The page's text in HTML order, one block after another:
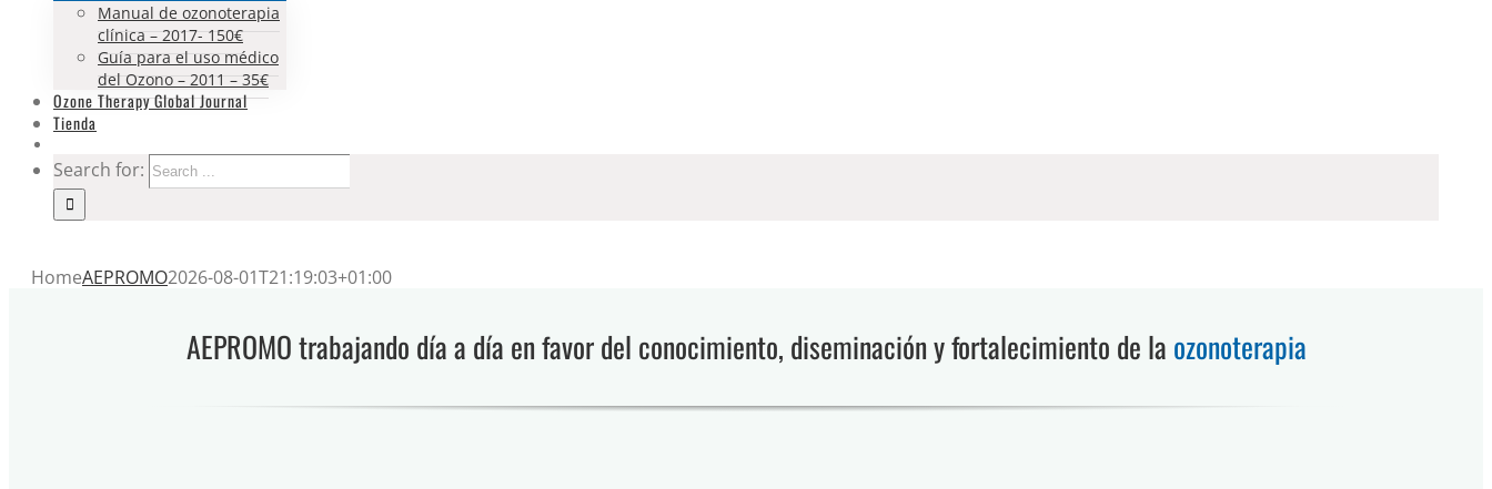
Manual de ozonoterapia
clínica – 2017- 150€
Guía para el uso médico
del Ozono – 2011 – 35€
Ozone Therapy Global Journal
Tienda
Search for:
HomeAEPROMO2026-08-01T21:19:03+01:00
AEPROMO trabajando día a día en favor del conocimiento, diseminación y fortalecimiento de la ozonoterapia